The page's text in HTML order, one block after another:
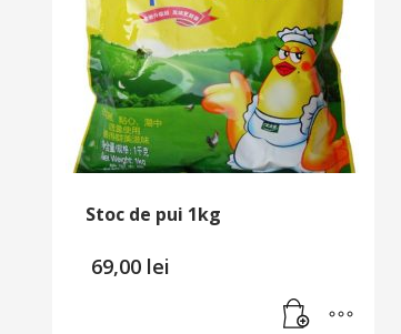
Stoc de pui 1kg
69,00 lei